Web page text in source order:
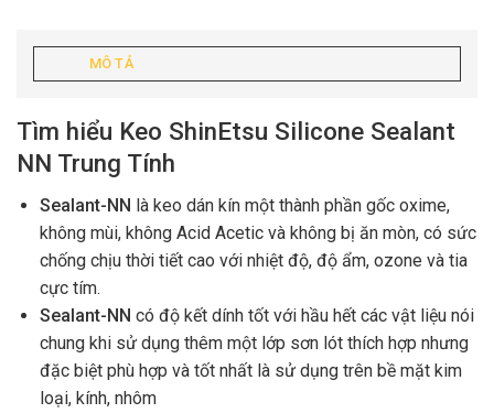
MÔ TẢ
Tìm hiểu Keo ShinEtsu Silicone Sealant
NN Trung Tính
Sealant-NN là keo dán kín một thành phần gốc oxime,
không mùi, không Acid Acetic và không bị ăn mòn, có sức
chống chịu thời tiết cao với nhiệt độ, độ ẩm, ozone và tia
cực tím.
Sealant-NN có độ kết dính tốt với hầu hết các vật liệu nói
chung khi sử dụng thêm một lớp sơn lót thích hợp nhưng
đặc biệt phù hợp và tốt nhất là sử dụng trên bề mặt kim
loại, kính, nhôm